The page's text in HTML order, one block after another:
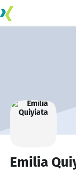
Emilia